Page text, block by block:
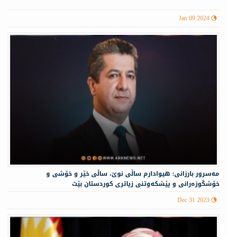
Jan 09 2024
مه‌سرور بارزانی: هیوادارم ساڵی نوێ، ساڵی خێر و خۆشی و
خۆشگوزەرانی و پێشکەوتنی زیاتری کوردستان بێت
Dec 31 2023